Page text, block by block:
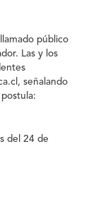
público
Las y los
señalando
del 24 de